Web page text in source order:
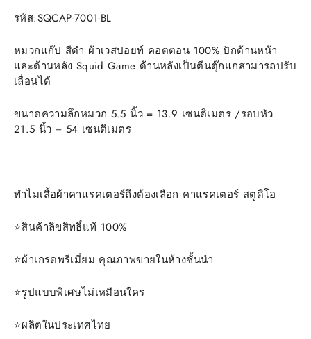
รหัส:SQCAP-7001-BL
หมวกแก๊ป สีดำ ผ้าเวสปอยท์ คอตตอน 100% ปักด้านหน้า
และด้านหลัง Squid Game ด้านหลังเป็นตีนตุ๊กแกสามารถปรับ
เลื่อนได้
ขนาดความลึกหมวก 5.5 นิ้ว = 13.9 เซนติเมตร /รอบหัว
21.5 นิ้ว = 54 เซนติเมตร
ทำไมเสื้อผ้าคาแรคเตอร์ถึงต้องเลือก คาแรคเตอร์ สตูดิโอ
⭐️สินค้าลิขสิทธิ์แท้ 100%
⭐️ผ้าเกรดพรีเมี่ยม คุณภาพขายในห้างชั้นนำ
⭐️รูปแบบพิเศษไม่เหมือนใคร
⭐️ผลิตในประเทศไทย